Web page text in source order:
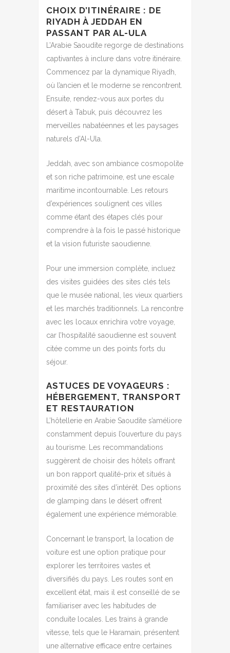
CHOIX D’ITINÉRAIRE : DE
RIYADH À JEDDAH EN
PASSANT PAR AL-ULA
L’Arabie Saoudite regorge de destinations
captivantes à inclure dans votre itinéraire.
Commencez par la dynamique Riyadh,
où l’ancien et le moderne se rencontrent.
Ensuite, rendez-vous aux portes du
désert à Tabuk, puis découvrez les
merveilles nabatéennes et les paysages
naturels d’Al-Ula.
Jeddah, avec son ambiance cosmopolite
et son riche patrimoine, est une escale
maritime incontournable. Les retours
d’expériences soulignent ces villes
comme étant des étapes clés pour
comprendre à la fois le passé historique
et la vision futuriste saoudienne.
Pour une immersion complète, incluez
des visites guidées des sites clés tels
que le musée national, les vieux quartiers
et les marchés traditionnels. La rencontre
avec les locaux enrichira votre voyage,
car l’hospitalité saoudienne est souvent
citée comme un des points forts du
séjour.
ASTUCES DE VOYAGEURS :
HÉBERGEMENT, TRANSPORT
ET RESTAURATION
L’hôtellerie en Arabie Saoudite s’améliore
constamment depuis l’ouverture du pays
au tourisme. Les recommandations
suggèrent de choisir des hôtels offrant
un bon rapport qualité-prix et situés à
proximité des sites d’intérêt. Des options
de glamping dans le désert offrent
également une expérience mémorable.
Concernant le transport, la location de
voiture est une option pratique pour
explorer les territoires vastes et
diversifiés du pays. Les routes sont en
excellent état, mais il est conseillé de se
familiariser avec les habitudes de
conduite locales. Les trains à grande
vitesse, tels que le Haramain, présentent
une alternative efficace entre certaines